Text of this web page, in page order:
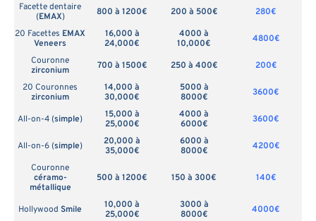
Facette dentaire
(EMAX) 800 à 1200€ 200 à 500€
280€
20 Facettes EMAX
Veneers
16,000 à
24,000€
4000 à
10,000€
4800€
Couronne
zirconium
700 à 1500€ 250 à 400€
200€
20 Couronnes
zirconium
14,000 à
30,000€
5000 à
8000€
3600€
All-on-4 (simple)
15,000 à
25,000€
4000 à
6000€
3600€
All-on-6 (simple)
20,000 à
35,000€
6000 à
8000€
4200€
Couronne
céramo-
métallique
500 à 1200€ 150 à 300€ 140€
Hollywood Smile
10,000 à
25,000€
3000 à
8000€
4000€